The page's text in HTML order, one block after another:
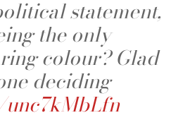
statement,
the only
colour? Glad
deciding